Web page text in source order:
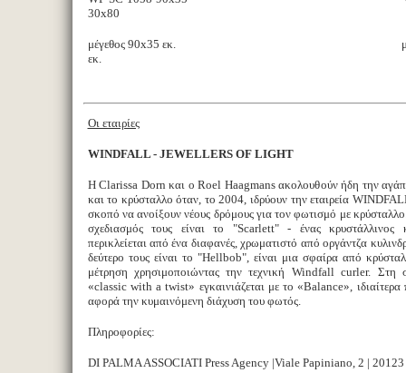
30x80
μέγεθος 90x35 εκ. μέγεθος
εκ.
Οι εταιρίες
WINDFALL - JEWELLERS OF LIGHT
Η Clarissa Dorn και ο Roel Haagmans ακολουθούν ήδη την
και το κρύσταλλο όταν, το 2004, ιδρύουν την εταιρεία
σκοπό να ανοίξουν νέους δρόμους για τον φωτισμό με
σχεδιασμός τους είναι το "Scarlett" - ένας κρυστάλλινος
περικλείεται από ένα διαφανές, χρωματιστό από οργάντζα
δεύτερο τους είναι το "Hellbob", είναι μια σφαίρα από
μέτρηση χρησιμοποιώντας την τεχνική Windfall curler. Στη
«classic with a twist» εγκαινιάζεται με το «Balance», ιδιαίτερα
αφορά την κυμαινόμενη διάχυση του φωτός.
Πληροφορίες:
DI PALMA ASSOCIATI Press Agency |Viale Papiniano, 2 |